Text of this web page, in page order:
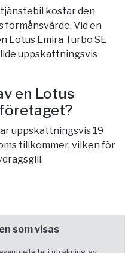
tjänstebil kostar den
Vid en
Lotus Emira Turbo SE
uppskattningsvis
en Lotus
uppskattningsvis 19
tillkommer, vilken för
som visas